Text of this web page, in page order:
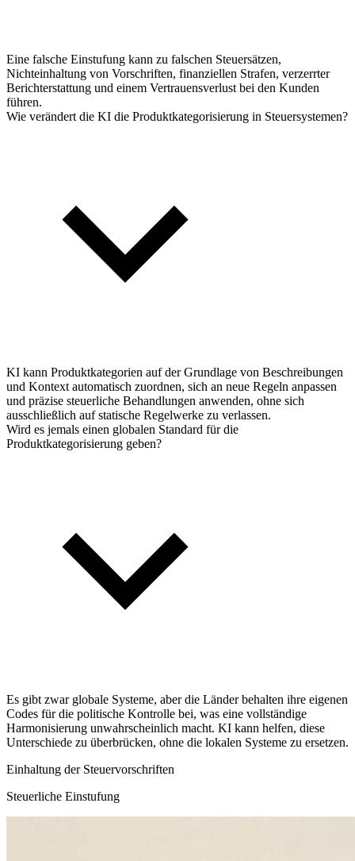
Eine falsche Einstufung kann zu falschen Steuersätzen,
Nichteinhaltung von Vorschriften, finanziellen Strafen, verzerrter
Berichterstattung und einem Vertrauensverlust bei den Kunden
führen.
Wie verändert die KI die Produktkategorisierung in Steuersystemen?
KI kann Produktkategorien auf der Grundlage von Beschreibungen
und Kontext automatisch zuordnen, sich an neue Regeln anpassen
und präzise steuerliche Behandlungen anwenden, ohne sich
ausschließlich auf statische Regelwerke zu verlassen.
Wird es jemals einen globalen Standard für die
Produktkategorisierung geben?
Es gibt zwar globale Systeme, aber die Länder behalten ihre eigenen
Codes für die politische Kontrolle bei, was eine vollständige
Harmonisierung unwahrscheinlich macht. KI kann helfen, diese
Unterschiede zu überbrücken, ohne die lokalen Systeme zu ersetzen.
Einhaltung der Steuervorschriften
Steuerliche Einstufung